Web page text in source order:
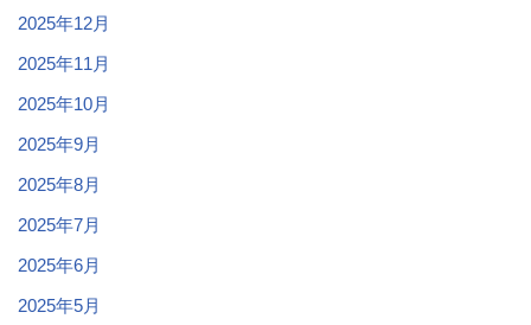
2025年12月
2025年11月
2025年10月
2025年9月
2025年8月
2025年7月
2025年6月
2025年5月